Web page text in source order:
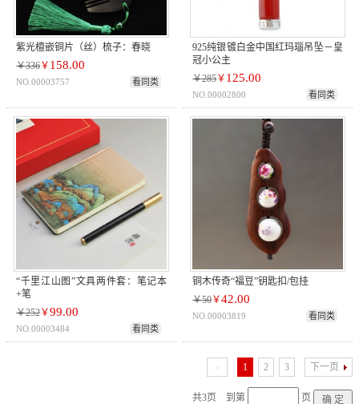
紫光檀嵌铜片（丝）梳子：春晓
￥336￥ 158.00
NO.00003757 看同类
925纯银镀白金中国红玛瑙吊坠－皇
冠小公主
￥285￥ 125.00
NO.00002800 看同类
“千里江山图”文具两件套：笔记本
+笔
￥252￥99.00
NO.00003484 看同类
铜木传奇“福豆”钥匙扣/包挂
￥50￥42.00
NO.00003819 看同类
1 2 3 下一页
共3页 到第 页